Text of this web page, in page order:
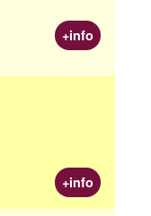
+info
+info